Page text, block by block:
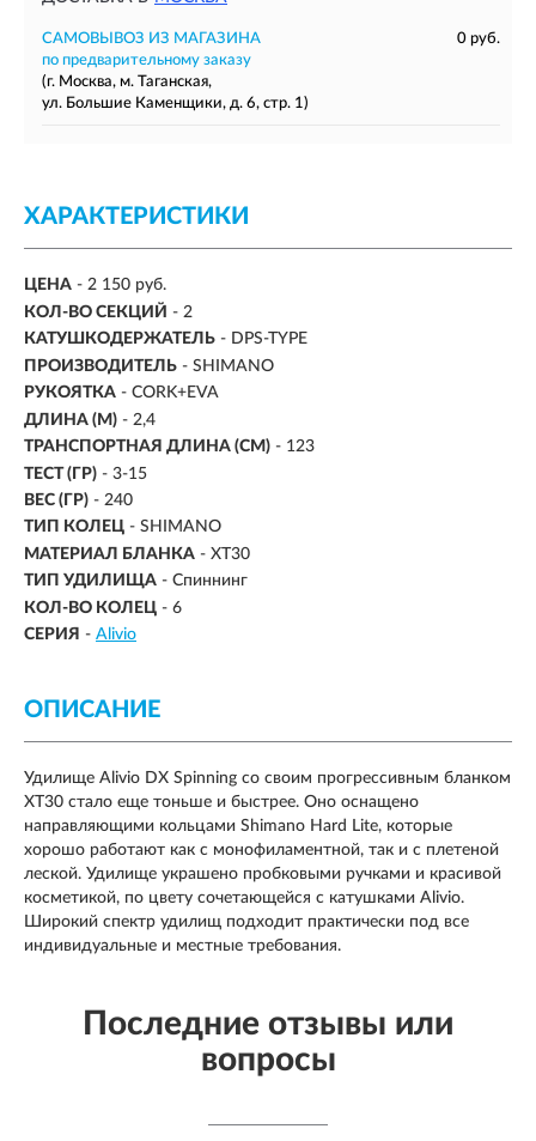
САМОВЫВОЗ ИЗ МАГАЗИНА
0 руб.
по предварительному заказу
(г. Москва, м. Таганская,
ул. Большие Каменщики, д. 6, стр. 1)
ХАРАКТЕРИСТИКИ
ЦЕНА - 2 150 руб.
КОЛ-ВО СЕКЦИЙ - 2
КАТУШКОДЕРЖАТЕЛЬ - DPS-TYPE
ПРОИЗВОДИТЕЛЬ - SHIMANO
РУКОЯТКА - CORK+EVA
ДЛИНА (М) - 2,4
ТРАНСПОРТНАЯ ДЛИНА (СМ) - 123
ТЕСТ (ГР) - 3-15
ВЕС (ГР) - 240
ТИП КОЛЕЦ - SHIMANO
МАТЕРИАЛ БЛАНКА - XT30
ТИП УДИЛИЩА - Спиннинг
КОЛ-ВО КОЛЕЦ - 6
СЕРИЯ - Alivio
ОПИСАНИЕ
Удилище Alivio DX Spinning со своим прогрессивным бланком
ХТ30 стало еще тоньше и быстрее. Оно оснащено
направляющими кольцами Shimano Hard Lite, которые
хорошо работают как с монофиламентной, так и с плетеной
леской. Удилище украшено пробковыми ручками и красивой
косметикой, по цвету сочетающейся с катушками Alivio.
Широкий спектр удилищ подходит практически под все
индивидуальные и местные требования.
Последние отзывы или
вопросы